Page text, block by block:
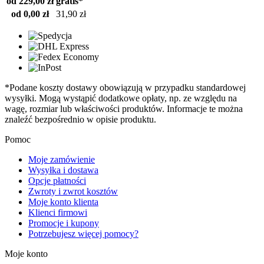
od 0,00 zł
31,90 zł
*Podane koszty dostawy obowiązują w przypadku standardowej
wysyłki. Mogą wystąpić dodatkowe opłaty, np. ze względu na
wagę, rozmiar lub właściwości produktów. Informacje te można
znaleźć bezpośrednio w opisie produktu.
Pomoc
Moje zamówienie
Wysyłka i dostawa
Opcje płatności
Zwroty i zwrot kosztów
Moje konto klienta
Klienci firmowi
Promocje i kupony
Potrzebujesz więcej pomocy?
Moje konto